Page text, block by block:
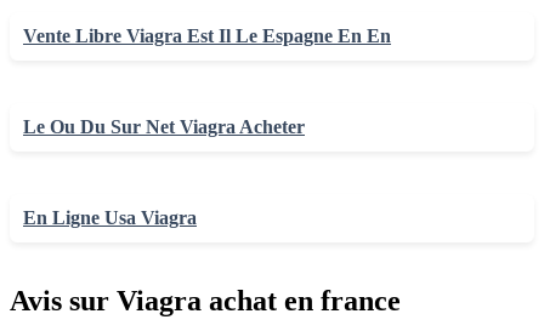
Vente Libre Viagra Est Il Le Espagne En En
Le Ou Du Sur Net Viagra Acheter
En Ligne Usa Viagra
Avis sur Viagra achat en france